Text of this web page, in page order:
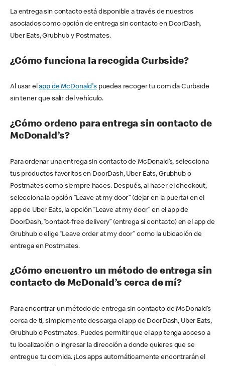
La entrega sin contacto está disponible a través de nuestros
asociados como opción de entrega sin contacto en DoorDash,
Uber Eats, Grubhub y Postmates.
¿Cómo funciona la recogida Curbside?
Al usar elapp de McDonald'spuedes recoger tu comida Curbside
sin tener que salir del vehículo.
¿Cómo ordeno para entrega sin contacto de
McDonald’s?
Para ordenar una entrega sin contacto de McDonald’s, selecciona
tus productos favoritos en DoorDash, Uber Eats, Grubhub o
Postmates como siempre haces. Después, al hacer el checkout,
selecciona la opción “Leave at my door” (dejar en la puerta) en el
app de Uber Eats, la opción “Leave at my door” en el app de
DoorDash, “contact-free delivery” (entrega si contacto) en el app de
Grubhub o elige “Leave order at my door” como la ubicación de
entrega en Postmates.
¿Cómo encuentro un método de entrega sin
contacto de McDonald’s cerca de mí?
Para encontrar un método de entrega sin contacto de McDonald’s
cerca de ti, simplemente descarga el app de DoorDash, Uber Eats,
Grubhub o Postmates. Puedes permitir que el app tenga acceso a
tu localización o ingresar la dirección a donde quieres que se
entregue tu comida. ¡Los apps automáticamente encontrarán el